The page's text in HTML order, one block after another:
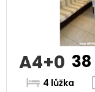
A4+0
4 lůžka